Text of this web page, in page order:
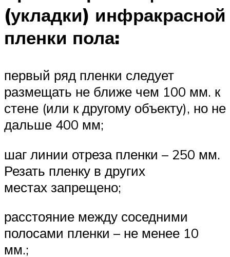
(укладки) инфракрасной
пленки пола:
первый ряд пленки следует
размещать не ближе чем 100 мм. к
стене (или к другому объекту), но не
дальше 400 мм;
шаг линии отреза пленки – 250 мм.
Резать пленку в других
местах запрещено;
расстояние между соседними
полосами пленки – не менее 10
мм.;